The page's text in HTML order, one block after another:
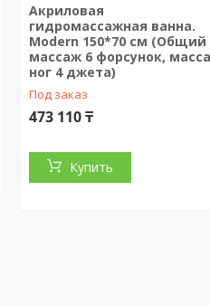
Акриловая
гидромассажная ванна.
Modern 150*70 см (Общий
массаж 6 форсунок,
ног 4 джета)
Под заказ
473 110 ₸
Купить